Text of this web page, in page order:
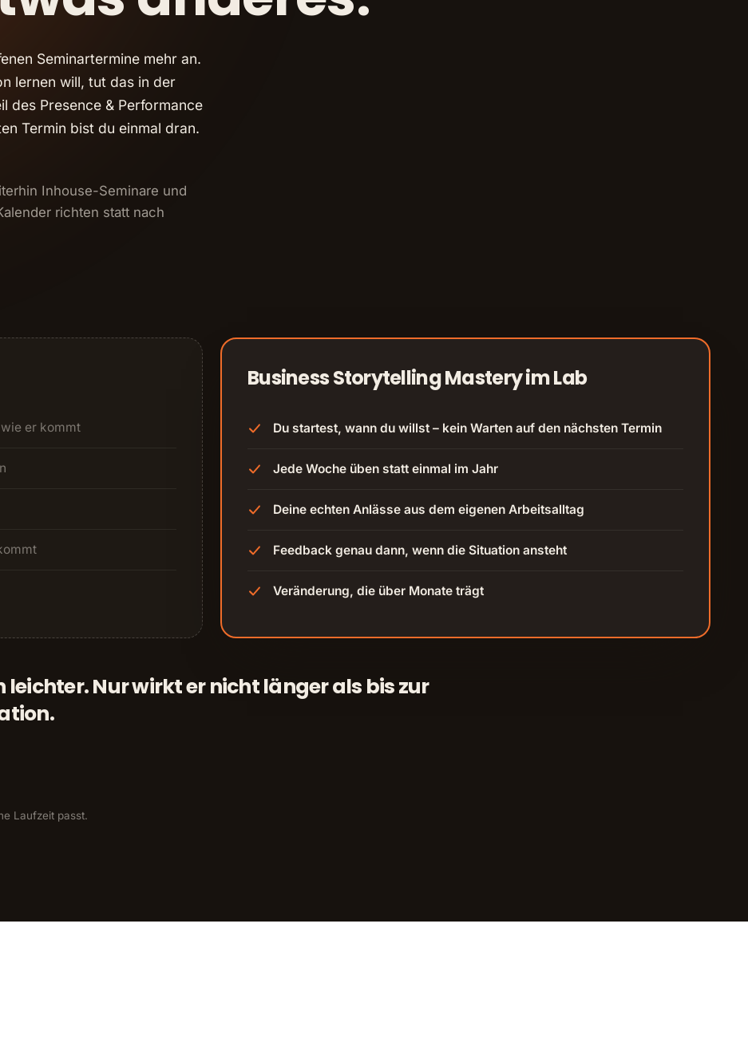
Seminartermine mehr an.
lernen will, tut das in der
des Presence & Performance
Termin bist du einmal dran.
Inhouse-Seminare und
richten statt nach
er kommt
Business Storytelling Mastery im Lab
Du startest, wann du willst – kein Warten auf den nächsten Termin
Jede Woche üben statt einmal im Jahr
Deine echten Anlässe aus dem eigenen Arbeitsalltag
Feedback genau dann, wenn die Situation ansteht
Veränderung, die über Monate trägt
Nur wirkt er nicht länger als bis zur
Laufzeit passt.
Camp
immersives